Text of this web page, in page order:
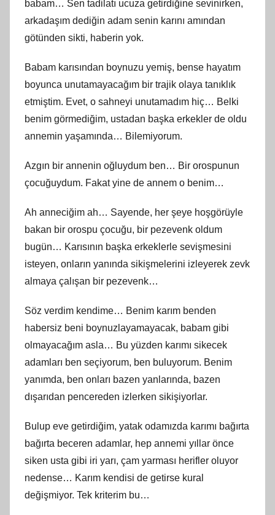
babam… Sen tadilatı ucuza getirdiğine sevinirken,
arkadaşım dediğin adam senin karını amından
götünden sikti, haberin yok.
Babam karısından boynuzu yemiş, bense hayatım
boyunca unutamayacağım bir trajik olaya tanıklık
etmiştim. Evet, o sahneyi unutamadım hiç… Belki
benim görmediğim, ustadan başka erkekler de oldu
annemin yaşamında… Bilemiyorum.
Azgın bir annenin oğluydum ben… Bir orospunun
çocuğuydum. Fakat yine de annem o benim…
Ah anneciğim ah… Sayende, her şeye hoşgörüyle
bakan bir orospu çocuğu, bir pezevenk oldum
bugün… Karısının başka erkeklerle sevişmesini
isteyen, onların yanında sikişmelerini izleyerek zevk
almaya çalışan bir pezevenk…
Söz verdim kendime… Benim karım benden
habersiz beni boynuzlayamayacak, babam gibi
olmayacağım asla… Bu yüzden karımı sikecek
adamları ben seçiyorum, ben buluyorum. Benim
yanımda, ben onları bazen yanlarında, bazen
dışarıdan pencereden izlerken sikişiyorlar.
Bulup eve getirdiğim, yatak odamızda karımı bağırta
bağırta beceren adamlar, hep annemi yıllar önce
siken usta gibi iri yarı, çam yarması herifler oluyor
nedense… Karım kendisi de getirse kural
değişmiyor. Tek kriterim bu…